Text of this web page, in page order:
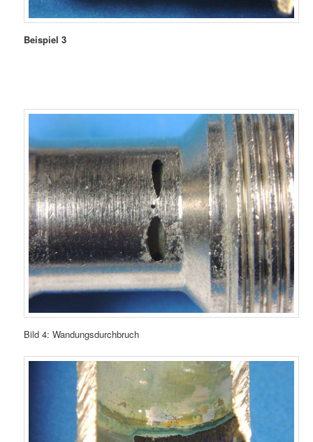
Beispiel 3
Bild 4: Wandungsdurchbruch